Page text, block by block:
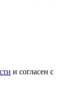
и согласен с